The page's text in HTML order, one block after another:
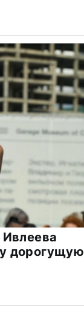
дорогущую